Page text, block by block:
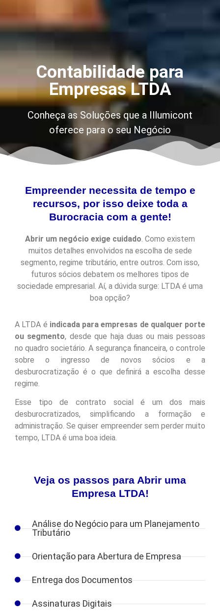
Contabilidade para
Empresas LTDA
Conheça as Soluções que a Illumicont
oferece para o seu Negócio
Empreender necessita de tempo e
recursos, por isso deixe toda a
Burocracia com a gente!
Abrir um negócio exige cuidado. Como existem
muitos detalhes envolvidos na escolha de sede
segmento, regime tributário, entre outros. Com isso,
futuros sócios debatem os melhores tipos de
sociedade empresarial. Aí, a dúvida surge: LTDA é uma
boa opção?
A LTDA é indicada para empresas de qualquer porte
ou segmento, desde que haja duas ou mais pessoas
no quadro societário. A segurança financeira, o controle
sobre o ingresso de novos sócios e a
desburocratização é o que definirá a escolha desse
regime.
Esse tipo de contrato social é um dos mais
desburocratizados, simplificando a formação e
administração. Se quiser empreender sem perder muito
tempo, LTDA é uma boa ideia.
Veja os passos para Abrir uma
Empresa LTDA!
Análise do Negócio para um Planejamento
Tributário
Orientação para Abertura de Empresa
Entrega dos Documentos
Assinaturas Digitais